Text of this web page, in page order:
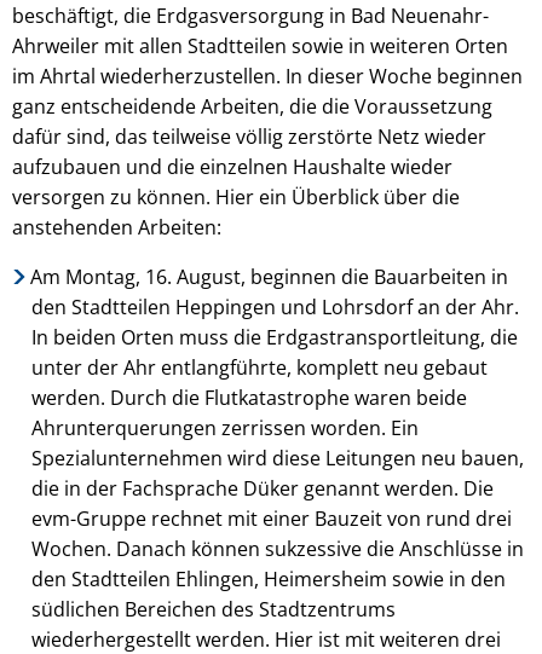
beschäftigt, die Erdgasversorgung in Bad Neuenahr-
Ahrweiler mit allen Stadtteilen sowie in weiteren Orten
im Ahrtal wiederherzustellen. In dieser Woche beginnen
ganz entscheidende Arbeiten, die die Voraussetzung
dafür sind, das teilweise völlig zerstörte Netz wieder
aufzubauen und die einzelnen Haushalte wieder
versorgen zu können. Hier ein Überblick über die
anstehenden Arbeiten:
Am Montag, 16. August, beginnen die Bauarbeiten in
den Stadtteilen Heppingen und Lohrsdorf an der Ahr.
In beiden Orten muss die Erdgastransportleitung, die
unter der Ahr entlangführte, komplett neu gebaut
werden. Durch die Flutkatastrophe waren beide
Ahrunterquerungen zerrissen worden. Ein
Spezialunternehmen wird diese Leitungen neu bauen,
die in der Fachsprache Düker genannt werden. Die
evm-Gruppe rechnet mit einer Bauzeit von rund drei
Wochen. Danach können sukzessive die Anschlüsse in
den Stadtteilen Ehlingen, Heimersheim sowie in den
südlichen Bereichen des Stadtzentrums
wiederhergestellt werden. Hier ist mit weiteren drei